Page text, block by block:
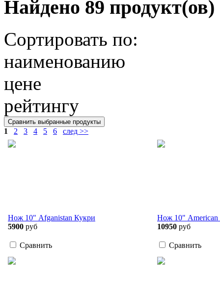
Найдено 89 продукт(ов)
Сортировать по:
наименованию
цене
рейтингу
1 2 3 4 5 6 след >>
Нож 10" Afganistan Кукри
5900 руб
Сравнить
Нож 10" American
10950 руб
Сравнить